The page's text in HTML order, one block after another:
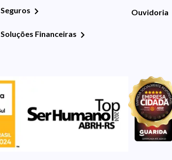
Seguros
Soluções Financeiras
Ouvidoria